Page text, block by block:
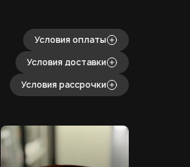
Условия оплаты
Условия доставки
Условия рассрочки